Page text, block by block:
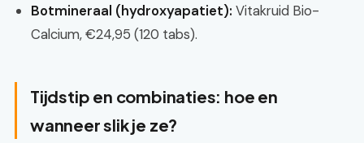
Botmineraal (hydroxyapatiet): Vitakruid Bio-
Calcium, €24,95 (120 tabs).
Tijdstip en combinaties: hoe en
wanneer slik je ze?